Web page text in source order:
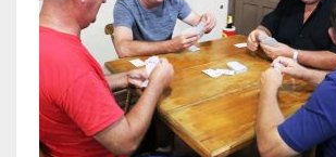
Editais de Concursos/Processos Seletivos
Editais de Licitações
LicitaCon Cidadão